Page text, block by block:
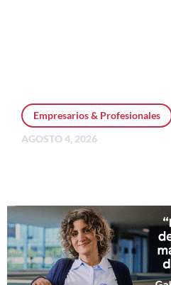
Empresarios & Profesionales
AGOSTO 4, 2026